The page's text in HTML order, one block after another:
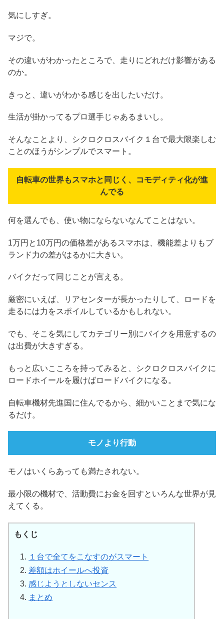
気にしすぎ。
マジで。
その違いがわかったところで、走りにどれだけ影響がある
のか。
きっと、違いがわかる感じを出したいだけ。
生活が掛かってるプロ選手じゃあるまいし。
そんなことより、シクロクロスバイク１台で最大限楽しむ
ことのほうがシンプルでスマート。
自転車の世界もスマホと同じく、コモディティ化が進
んでる
何を選んでも、使い物にならないなんてことはない。
1万円と10万円の価格差があるスマホは、機能差よりもブ
ランド力の差がはるかに大きい。
バイクだって同じことが言える。
厳密にいえば、リアセンターが長かったりして、ロードを
走るには力をスポイルしているかもしれない。
でも、そこを気にしてカテゴリー別にバイクを用意するの
は出費が大きすぎる。
もっと広いこころを持ってみると、シクロクロスバイクに
ロードホイールを履けばロードバイクになる。
自転車機材先進国に住んでるから、細かいことまで気にな
るだけ。
モノより行動
モノはいくらあっても満たされない。
最小限の機材で、活動費にお金を回すといろんな世界が見
えてくる。
もくじ
１台で全てをこなすのがスマート
差額はホイールへ投資
感じようとしないセンス
まとめ